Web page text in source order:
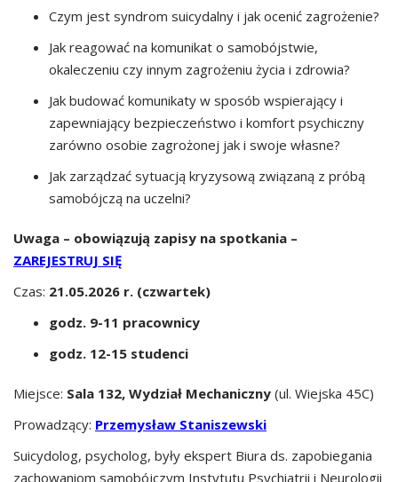
Czym jest syndrom suicydalny i jak ocenić zagrożenie?
Jak reagować na komunikat o samobójstwie,
okaleczeniu czy innym zagrożeniu życia i zdrowia?
Jak budować komunikaty w sposób wspierający i
zapewniający bezpieczeństwo i komfort psychiczny
zarówno osobie zagrożonej jak i swoje własne?
Jak zarządzać sytuacją kryzysową związaną z próbą
samobójczą na uczelni?
Uwaga – obowiązują zapisy na spotkania –
ZAREJESTRUJ SIĘ
Czas: 21.05.2026 r. (czwartek)
godz. 9-11 pracownicy
godz. 12-15 studenci
Miejsce: Sala 132, Wydział Mechaniczny (ul. Wiejska 45C)
Prowadzący: Przemysław Staniszewski
Suicydolog, psycholog, były ekspert Biura ds. zapobiegania
zachowaniom samobójczym Instytutu Psychiatrii i Neurologii